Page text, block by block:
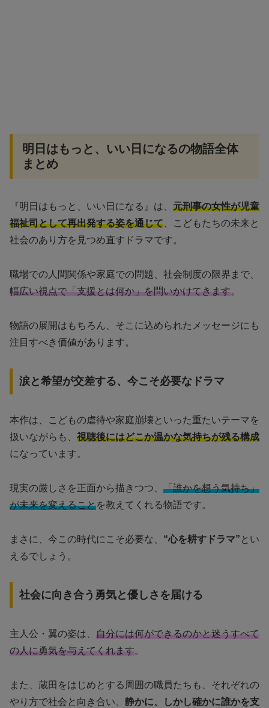
明日はもっと、いい日になるの物語全体
まとめ
『明日はもっと、いい日になる』は、 元刑事の女性が児童
福祉司として再出発する姿を通じて 、こどもたちの未来と
社会のあり方を見つめ直すドラマです。
職場での人間関係や家庭での問題、社会制度の限界まで、
幅広い視点で「支援とは何か」を問いかけてきます。
物語の展開はもちろん、そこに込められたメッセージにも
注目すべき価値があります。
涙と希望が交差する、今こそ必要なドラマ
本作は、こどもの虐待や家庭崩壊といった重たいテーマを
扱いながらも、 視聴後にはどこか温かな気持ちが残る構成
になっています。
現実の厳しさを正面から描きつつ、 「誰かを想う気持ち」
が未来を変えることを教えてくれる物語です。
まさに、今この時代にこそ必要な、 “心を耕すドラマ” とい
えるでしょう。
社会に向き合う勇気と優しさを届ける
主人公・翼の姿は、 自分には何ができるのかと迷うすべて
の人に勇気を与えてくれます。
また、蔵田をはじめとする周囲の職員たちも、それぞれの
やり方で社会と向き合い、 静かに、しかし確かに誰かを支